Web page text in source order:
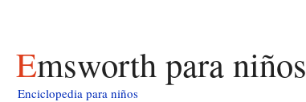
Emsworth para niños
Enciclopedia para niños